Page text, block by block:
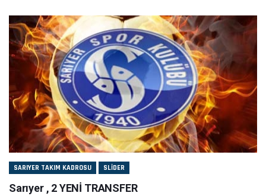
SARIYER TAKIM KADROSU SLIDER
Sarıyer , 2 YENİ TRANSFER